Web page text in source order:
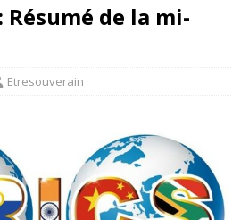
Résumé de la mi-
Etresouverain